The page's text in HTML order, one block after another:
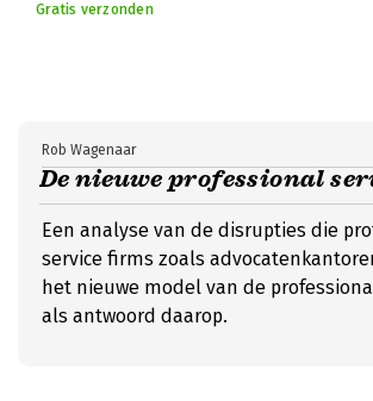
Gratis verzonden
De nieuwe professional
Rob Wagenaar
Een analyse van de disrupties die
service firms zoals
het nieuwe model van de
als antwoord daarop.